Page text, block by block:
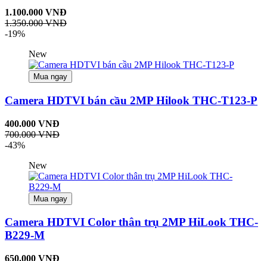
1.100.000 VNĐ
1.350.000 VNĐ
-19%
New
Mua ngay
Camera HDTVI bán cầu 2MP Hilook THC-T123-P
400.000 VNĐ
700.000 VNĐ
-43%
New
Mua ngay
Camera HDTVI Color thân trụ 2MP HiLook THC-
B229-M
650.000 VNĐ